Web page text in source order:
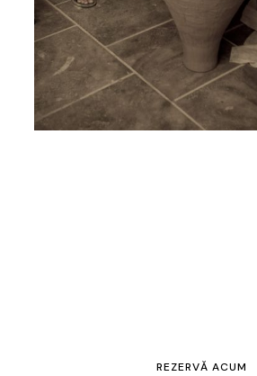
REZERVĂ ACUM